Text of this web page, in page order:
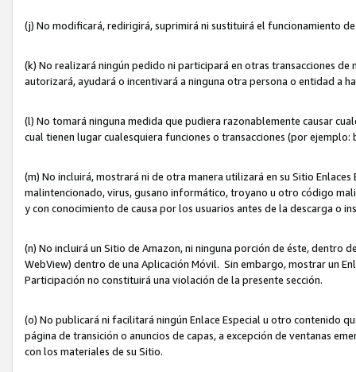
(j) No modificará, redirigirá, suprimirá ni sustituirá el funcionamiento
(k) No realizará ningún pedido ni participará en otras transacciones
autorizará, ayudará o incentivará a ninguna otra persona o entidad a
(l) No tomará ninguna medida que pudiera razonablemente causar
cual tienen lugar cualesquiera funciones o transacciones (por
(m) No incluirá, mostrará ni de otra manera utilizará en su Sitio
malintencionado, virus, gusano informático, troyano u otro código
y con conocimiento de causa por los usuarios antes de la descarga
(n) No incluirá un Sitio de Amazon, ni ninguna porción de éste,
WebView) dentro de una Aplicación Móvil. Sin embargo, mostrar un
Participación no constituirá una violación de la presente sección.
(o) No publicará ni facilitará ningún Enlace Especial u otro contenido
página de transición o anuncios de capas, a excepción de ventanas
con los materiales de su Sitio.